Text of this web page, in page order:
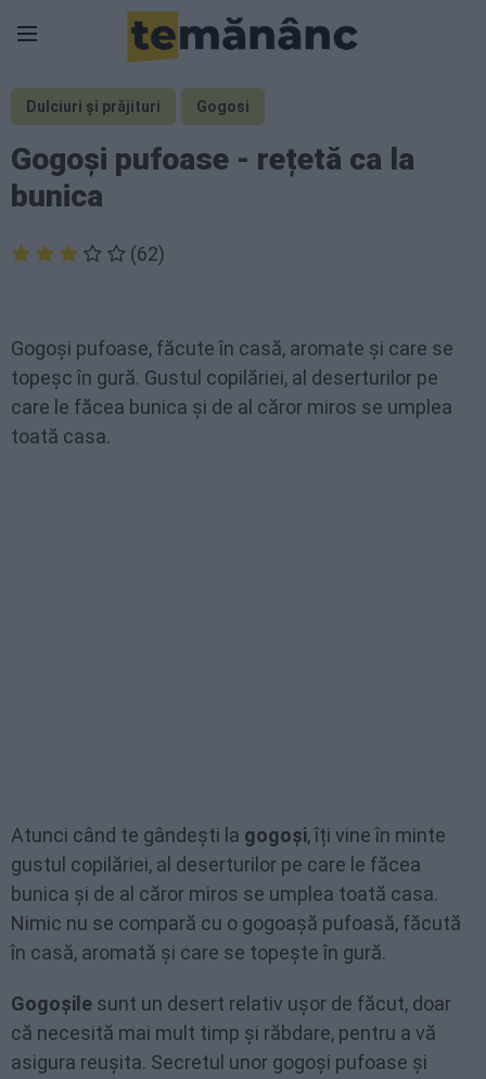
Dulciuri și prăjituri Gogosi
Gogoși pufoase - rețetă ca la
bunica
(62)
Gogoși pufoase, făcute în casă, aromate și care se
topeșc în gură. Gustul copilăriei, al deserturilor pe
care le făcea bunica și de al căror miros se umplea
toată casa.
Atunci când te gândești la gogoși, îți vine în minte
gustul copilăriei, al deserturilor pe care le făcea
bunica și de al căror miros se umplea toată casa.
Nimic nu se compară cu o gogoașă pufoasă, făcută
în casă, aromată și care se topește în gură.
Gogoșile sunt un desert relativ ușor de făcut, doar
că necesită mai mult timp și răbdare, pentru a vă
asigura reușita. Secretul unor gogoși pufoase și